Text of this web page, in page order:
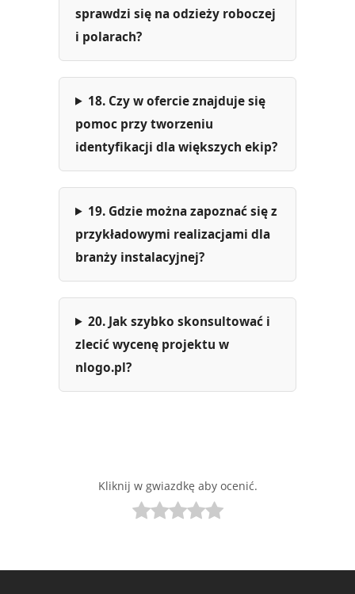
sprawdzi się na odzieży roboczej
i polarach?
18. Czy w ofercie znajduje się
pomoc przy tworzeniu
identyfikacji dla większych ekip?
19. Gdzie można zapoznać się z
przykładowymi realizacjami dla
branży instalacyjnej?
20. Jak szybko skonsultować i
zlecić wycenę projektu w
nlogo.pl?
Kliknij w gwiazdkę aby ocenić.